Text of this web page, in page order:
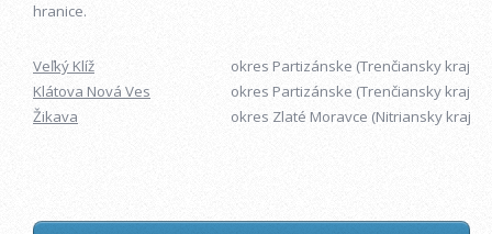
hranice.
Veľký Klíž
okres Partizánske (Trenčiansky kraj)
Klátova Nová Ves
okres Partizánske (Trenčiansky kraj)
Žikava
okres Zlaté Moravce (Nitriansky kraj)